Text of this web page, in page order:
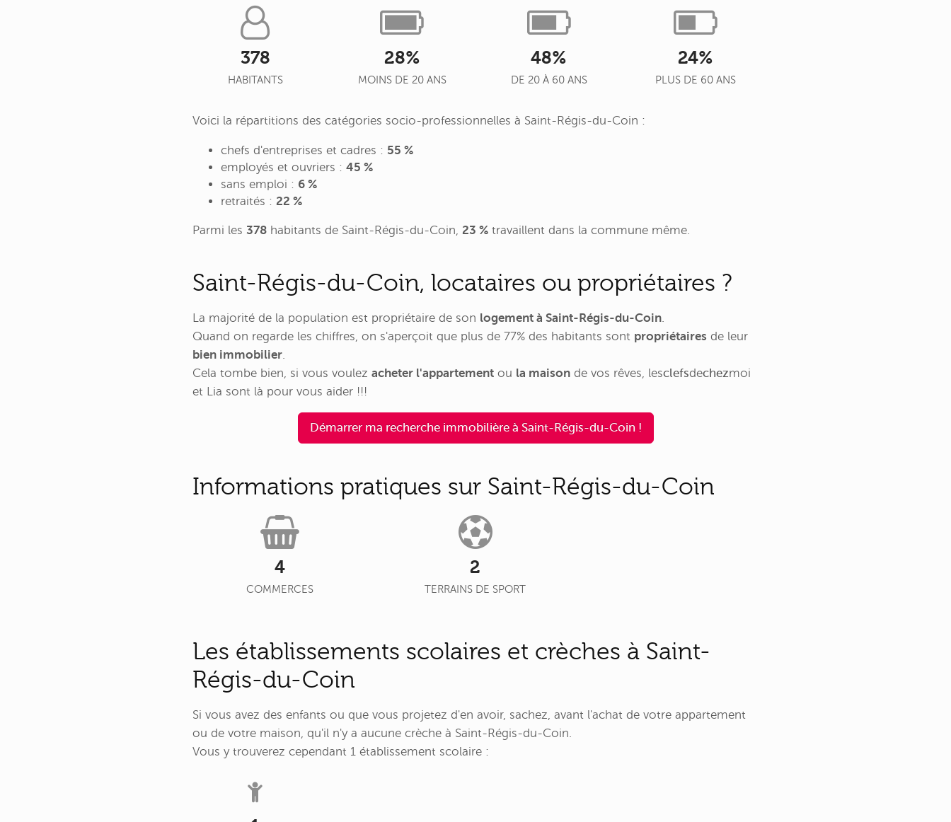
378
HABITANTS
28%
MOINS DE 20 ANS
48%
DE 20 À 60 ANS
24%
PLUS DE 60 ANS
Voici la répartitions des catégories socio-professionnelles à Saint-Régis-du-Coin :
chefs d'entreprises et cadres : 55 %
employés et ouvriers : 45 %
sans emploi : 6 %
retraités : 22 %
Parmi les 378 habitants de Saint-Régis-du-Coin, 23 % travaillent dans la commune même.
Saint-Régis-du-Coin, locataires ou propriétaires ?
La majorité de la population est propriétaire de son logement à Saint-Régis-du-Coin
Quand on regarde les chiffres, on s'aperçoit que plus de 77% des habitants sont propriétaires de leur
bien immobilier
Cela tombe bien, si vous voulez acheter l'appartement ou la maison de vos rêves, lesclefsdechezmoi
et Lia sont là pour vous aider !!!
Démarrer ma recherche immobilière à Saint-Régis-du-Coin !
Informations pratiques sur Saint-Régis-du-Coin
4
COMMERCES
2
TERRAINS DE SPORT
Les établissements scolaires et crèches à Saint-
Régis-du-Coin
Si vous avez des enfants ou que vous projetez d'en avoir, sachez, avant l'achat de votre appartement
ou de votre maison, qu'il n'y a aucune crèche à Saint-Régis-du-Coin.
Vous y trouverez cependant 1 établissement scolaire :